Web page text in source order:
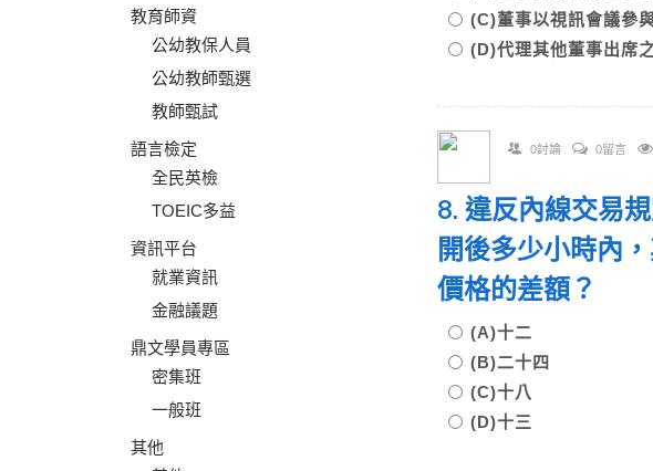
教育師資
公幼教保人員
公幼教師甄選
教師甄試
語言檢定
全民英檢
TOEIC多益
資訊平台
就業資訊
金融議題
鼎文學員專區
密集班
一般班
其他
(C)董事以視訊會議參
(D)代理其他董事出席
0討論 0留言
8. 違反內線交易
開後多少小時內
價格的差額？
(A)十二
(B)二十四
(C)十八
(D)十三